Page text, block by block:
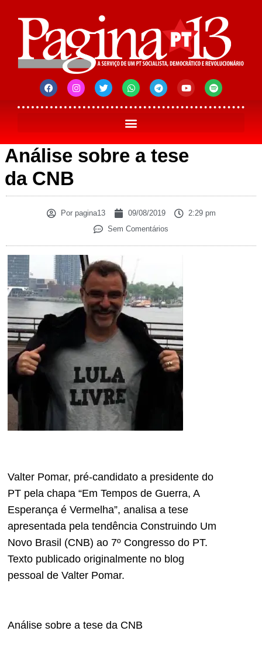
Análise sobre a tese
da CNB
Porpagina13 09/08/2019
2:29 pm
Sem Comentários
Valter Pomar, pré-candidato a presidente do
PT pela chapa “Em Tempos de Guerra, A
Esperança é Vermelha”, analisa a tese
apresentada pela tendência Construindo Um
Novo Brasil (CNB) ao 7º Congresso do PT.
Texto publicado originalmente no blog
pessoal de Valter Pomar.
Análise sobre a tese da CNB